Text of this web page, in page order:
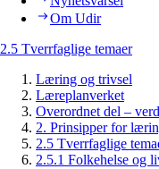
Om Udir
2.5 Tverrfaglige temaer
Læring og trivsel
Læreplanverket
Overordnet del –
2. Prinsipper for
2.5 Tverrfaglige
2.5.1 Folkehelse og